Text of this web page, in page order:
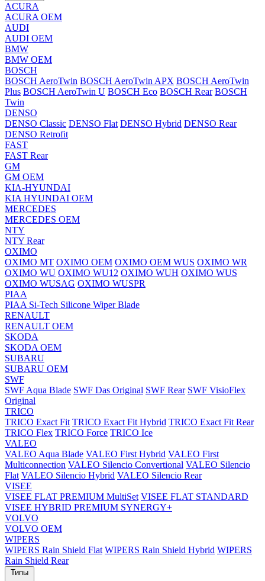
ACURA
ACURA OEM
AUDI
AUDI OEM
BMW
BMW OEM
BOSCH
BOSCH AeroTwin BOSCH AeroTwin APX BOSCH AeroTwin
Plus BOSCH AeroTwin U BOSCH Eco BOSCH Rear BOSCH
Twin
DENSO
DENSO Classic DENSO Flat DENSO Hybrid DENSO Rear
DENSO Retrofit
FAST
FAST Rear
GM
GM OEM
KIA-HYUNDAI
KIA HYUNDAI OEM
MERCEDES
MERCEDES OEM
NTY
NTY Rear
OXIMO
OXIMO MT OXIMO OEM OXIMO OEM WUS OXIMO WR
OXIMO WU OXIMO WU12 OXIMO WUH OXIMO WUS
OXIMO WUSAG OXIMO WUSPR
PIAA
PIAA Si-Tech Silicone Wiper Blade
RENAULT
RENAULT OEM
SKODA
SKODA OEM
SUBARU
SUBARU OEM
SWF
SWF Aqua Blade SWF Das Original SWF Rear SWF VisioFlex
Original
TRICO
TRICO Exact Fit TRICO Exact Fit Hybrid TRICO Exact Fit Rear
TRICO Flex TRICO Force TRICO Ice
VALEO
VALEO Aqua Blade VALEO First Hybrid VALEO First
Multiconnection VALEO Silencio Convertional VALEO Silencio
Flat VALEO Silencio Hybrid VALEO Silencio Rear
VISEE
VISEE FLAT PREMIUM MultiSet VISEE FLAT STANDARD
VISEE HYBRID PREMIUM SYNERGY+
VOLVO
VOLVO OEM
WIPERS
WIPERS Rain Shield Flat WIPERS Rain Shield Hybrid WIPERS
Rain Shield Rear
Типы